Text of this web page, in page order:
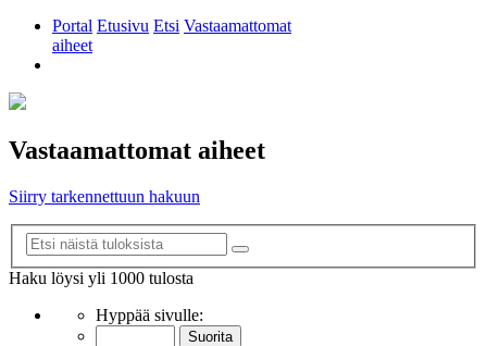
Portal Etusivu Etsi Vastaamattomat
aiheet
Vastaamattomat aiheet
Siirry tarkennettuun hakuun
Etsi
Haku löysi yli 1000 tulosta
Sivu
20
Hyppää sivulle: